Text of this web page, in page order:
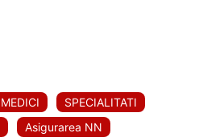
MEDICI
SPECIALITATI
Asigurarea NN